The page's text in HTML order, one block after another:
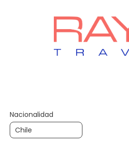
Nacionalidad